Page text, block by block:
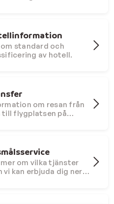
om standard och
av hotell.
om resan från
till flygplatsen på
mer om vilka tjänster
vi kan erbjuda dig nere